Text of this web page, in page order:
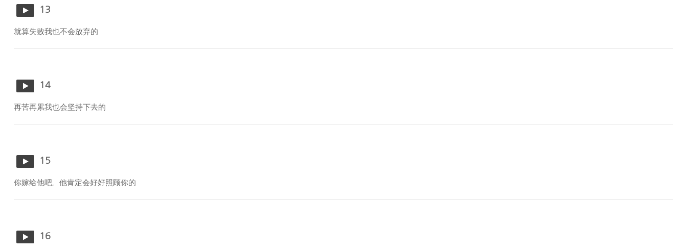
13
就算失败我也不会放弃的
14
再苦再累我也会坚持下去的
15
你嫁给他吧，他肯定会好好照顾你的
16